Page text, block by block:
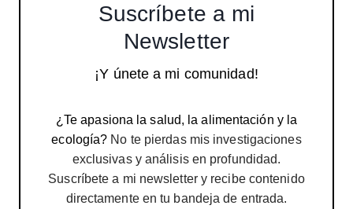
Suscríbete a mi
Newsletter
¡Y únete a mi comunidad!
¿Te apasiona la salud, la alimentación y la
ecología? No te pierdas mis investigaciones
exclusivas y análisis en profundidad.
Suscríbete a mi newsletter y recibe contenido
directamente en tu bandeja de entrada.